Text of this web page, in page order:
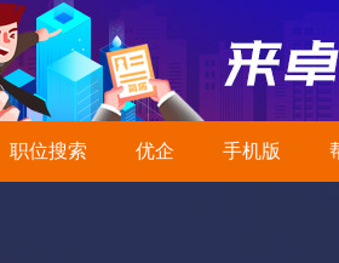
职位搜索 优企 手机版